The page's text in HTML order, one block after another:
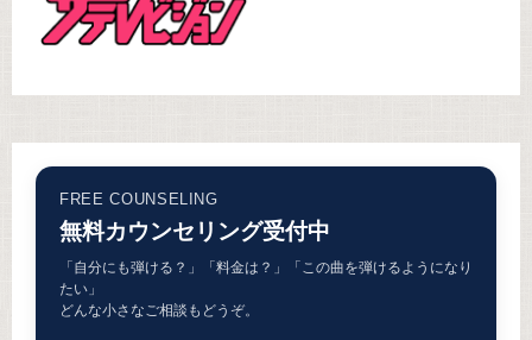
FREE COUNSELING
無料カウンセリング受付中
「自分にも弾ける？」「料金は？」「この曲を弾けるようになり
たい」
どんな小さなご相談もどうぞ。